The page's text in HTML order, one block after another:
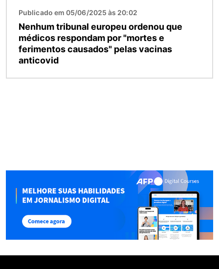
Publicado em 05/06/2025 às 20:02
Nenhum tribunal europeu ordenou que
médicos respondam por "mortes e
ferimentos causados" pelas vacinas
anticovid